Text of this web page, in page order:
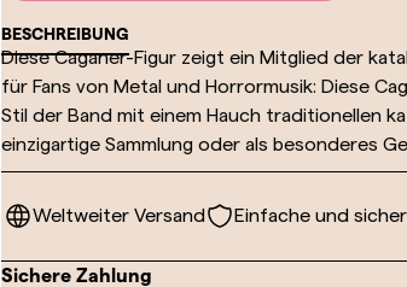
BESCHREIBUNG
Diese Caganer-Figur zeigt ein Mitglied der
für Fans von Metal und Horrormusik: Diese
Stil der Band mit einem Hauch traditionellen
einzigartige Sammlung oder als besonderes
Weltweiter Versand Einfache und
Sichere Zahlung